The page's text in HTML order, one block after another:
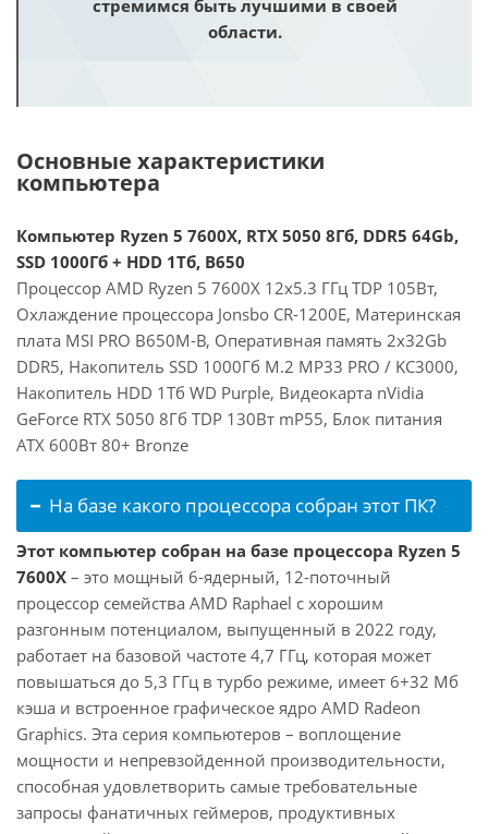
стремимся быть лучшими в своей
области.
Основные характеристики
компьютера
Компьютер Ryzen 5 7600X, RTX 5050 8Гб, DDR5 64Gb,
SSD 1000Гб + HDD 1Тб, B650
Процессор AMD Ryzen 5 7600X 12x5.3 ГГц TDP 105Вт,
Охлаждение процессора Jonsbo CR-1200E, Материнская
плата MSI PRO B650M-B, Оперативная память 2x32Gb
DDR5, Накопитель SSD 1000Гб M.2 MP33 PRO / KC3000,
Накопитель HDD 1Тб WD Purple, Видеокарта nVidia
GeForce RTX 5050 8Гб TDP 130Вт mP55, Блок питания
ATX 600Вт 80+ Bronze
На базе какого процессора собран этот ПК?
Этот компьютер собран на базе процессора Ryzen 5
7600X – это мощный 6-ядерный, 12-поточный
процессор семейства AMD Raphael с хорошим
разгонным потенциалом, выпущенный в 2022 году,
работает на базовой частоте 4,7 ГГц, которая может
повышаться до 5,3 ГГц в турбо режиме, имеет 6+32 Мб
кэша и встроенное графическое ядро AMD Radeon
Graphics. Эта серия компьютеров – воплощение
мощности и непревзойденной производительности,
способная удовлетворить самые требовательные
запросы фанатичных геймеров, продуктивных